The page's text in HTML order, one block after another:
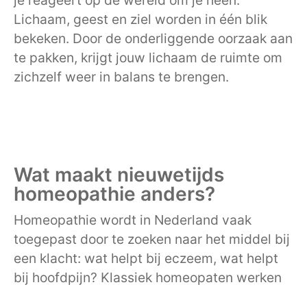
Lichaam, geest en ziel worden in één blik
bekeken. Door de onderliggende oorzaak aan
te pakken, krijgt jouw lichaam de ruimte om
zichzelf weer in balans te brengen.
Wat maakt nieuwetijds
homeopathie anders?
Homeopathie wordt in Nederland vaak
toegepast door te zoeken naar het middel bij
een klacht: wat helpt bij eczeem, wat helpt
bij hoofdpijn? Klassiek homeopaten werken